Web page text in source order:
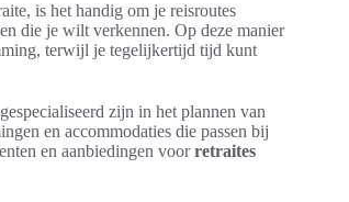
is het handig om je reisroutes
die je wilt verkennen. Op deze manier
terwijl je tegelijkertijd tijd kunt
zijn in het plannen van
en accommodaties die passen bij
en aanbiedingen voorretraites